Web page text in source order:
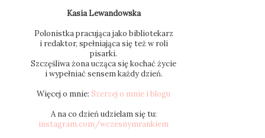
Kasia Lewandowska
Polonistka pracująca jako bibliotekarz
i redaktor, spełniająca się też w roli
pisarki.
Szczęśliwa żona ucząca się kochać życie
i wypełniać sensem każdy dzień.
Więcej o mnie: Szerzej o mnie i blogu
A na co dzień udzielam się tu:
instagram.com/wczesnymrankiem